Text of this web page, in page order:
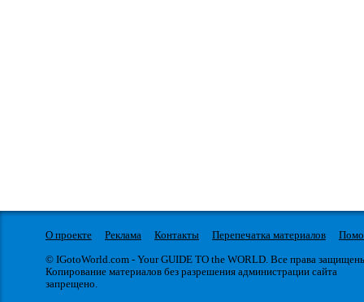
О проекте Реклама Контакты Перепечатка материалов
© IGotoWorld.com - Your GUIDE TO the WORLD. Все права
Копирование материалов без разрешения администрации сайта
запрещено.